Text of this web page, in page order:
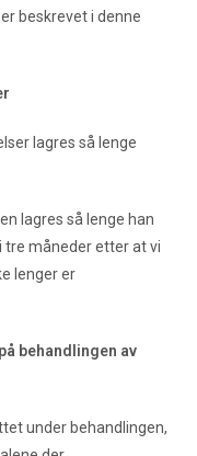
beskrevet i denne
lagres så lenge
lagres så lenge han
tre måneder etter at vi
lenger er
behandlingen av
under behandlingen,